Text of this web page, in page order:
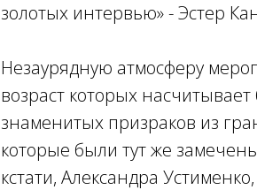
золотых интервью» - Эстер
Незаурядную атмосферу
возраст которых
знаменитых призраков из
которые были тут же
кстати, Александра